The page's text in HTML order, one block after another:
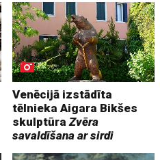
Venēcijā izstādīta
tēlnieka Aigara Bikšes
skulptūraZvēra
savaldīšana ar sirdi